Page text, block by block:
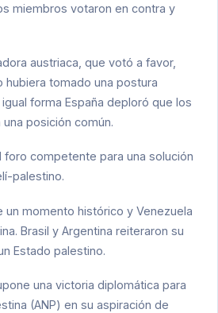
miembros votaron en contra y
austriaca, que votó a favor,
hubiera tomado una postura
forma España deploró que los
posición común.
competente para una solución
palestino.
un momento histórico y Venezuela
Brasil y Argentina reiteraron su
Estado palestino.
una victoria diplomática para
(ANP) en su aspiración de